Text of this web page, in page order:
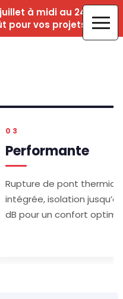
à midi au 24 août
pour vos projets !☀️
03
Performante
Rupture de pont
intégrée, isolation jusqu’à
dB pour un confort